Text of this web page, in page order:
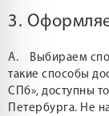
3.
А. Выбираем
такие способы
СПб», доступны
Петербурга. Не